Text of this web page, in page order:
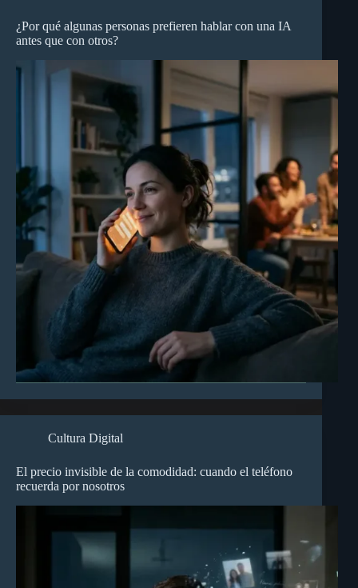
¿Por qué algunas personas prefieren hablar con una IA
antes que con otros?
Cultura Digital
El precio invisible de la comodidad: cuando el teléfono
recuerda por nosotros